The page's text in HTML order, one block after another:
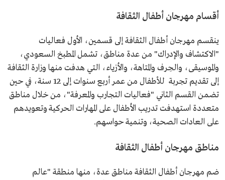
أقسام مهرجان أطفال الثقافة
ينقسم مهرجان أطفال الثقافة إلى قسمين، الأول فعاليات
"الاكتشاف والإدراك" من عدة مناطق، تشمل المطبخ السعودي،
والموسيقى، والحِرف والمتاهة، والأزياء، التي هدفت منها وزارة الثقافة
إلى تقديم تجربة للأطفال من عمر أربع سنوات إلى 12 سنة، في حين
تضمن القسم الثاني "فعاليات التجارب والمعرفة"، من خلال مناطق
متعددة استهدفت تدريب الأطفال على المهارات الحركية وتعويدهم
على العادات الصحية، وتنمية حواسهم.
مناطق مهرجان أطفال الثقافة
ضم مهرجان أطفال الثقافة مناطق عدة، منها منطقة "عالم